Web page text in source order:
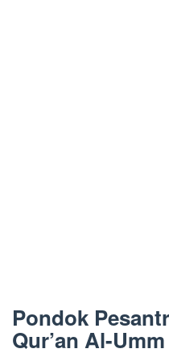
Pondok
Qur’an Al-